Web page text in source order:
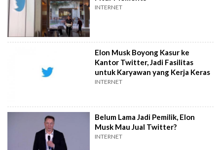
INTERNET
Elon Musk Boyong Kasur ke
Kantor Twitter, Jadi Fasilitas
untuk Karyawan yang Kerja Keras
INTERNET
Belum Lama Jadi Pemilik, Elon
Musk Mau Jual Twitter?
INTERNET